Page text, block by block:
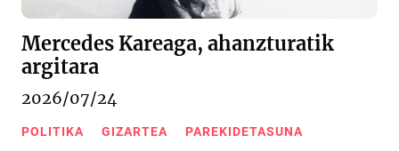
Mercedes Kareaga, ahanzturatik
argitara
2026/07/24
POLITIKA GIZARTEA PAREKIDETASUNA